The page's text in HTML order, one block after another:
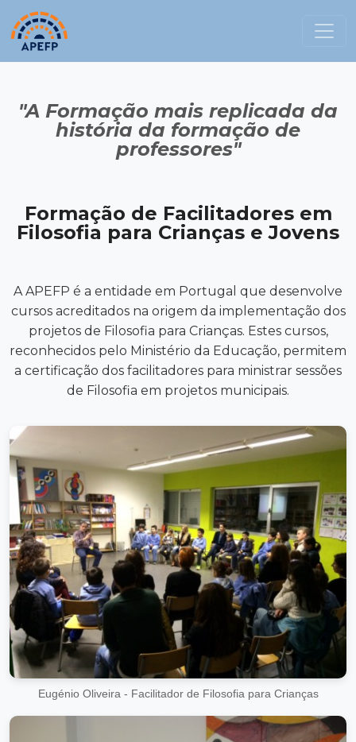
"A Formação mais replicada da
história da formação de
professores"
Formação de Facilitadores em
Filosofia para Crianças e Jovens
A APEFP é a entidade em Portugal que desenvolve
cursos acreditados na origem da implementação dos
projetos de Filosofia para Crianças. Estes cursos,
reconhecidos pelo Ministério da Educação, permitem
a certificação dos facilitadores para ministrar sessões
de Filosofia em projetos municipais.
Eugénio Oliveira - Facilitador de Filosofia para Crianças